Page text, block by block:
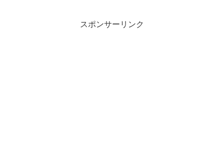
スポンサーリンク